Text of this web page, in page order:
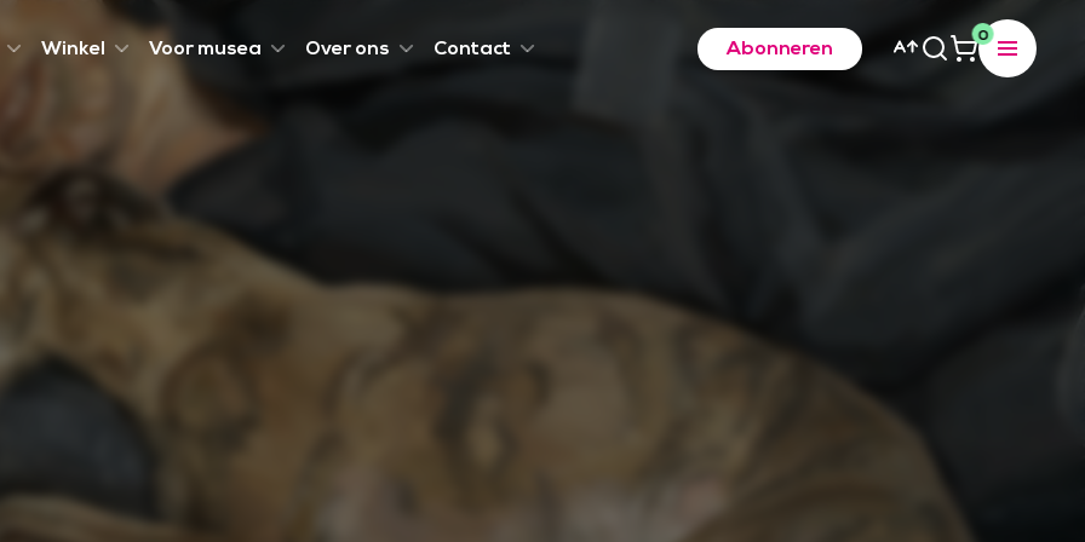
Winkel Voor musea Over ons Contact Abonneren
0